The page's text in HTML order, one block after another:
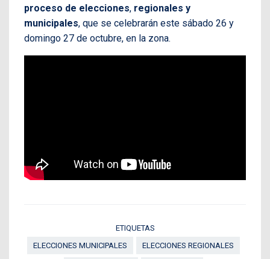
proceso de elecciones, regionales y
municipales, que se celebrarán este sábado 26 y
domingo 27 de octubre, en la zona.
ETIQUETAS
ELECCIONES MUNICIPALES
ELECCIONES REGIONALES